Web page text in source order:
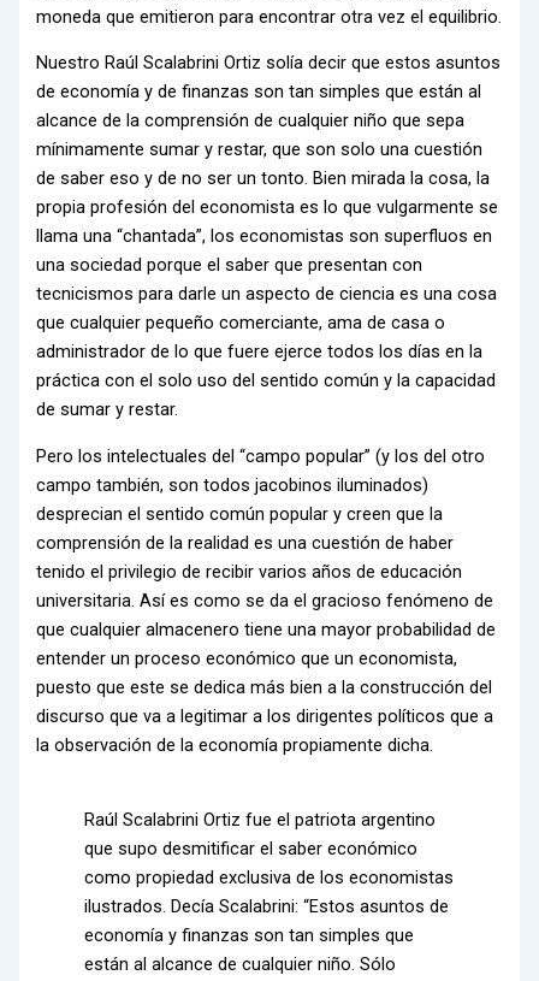
moneda que emitieron para encontrar otra vez el equilibrio.
Nuestro Raúl Scalabrini Ortiz solía decir que estos asuntos
de economía y de finanzas son tan simples que están al
alcance de la comprensión de cualquier niño que sepa
mínimamente sumar y restar, que son solo una cuestión
de saber eso y de no ser un tonto. Bien mirada la cosa, la
propia profesión del economista es lo que vulgarmente se
llama una “chantada”, los economistas son superfluos en
una sociedad porque el saber que presentan con
tecnicismos para darle un aspecto de ciencia es una cosa
que cualquier pequeño comerciante, ama de casa o
administrador de lo que fuere ejerce todos los días en la
práctica con el solo uso del sentido común y la capacidad
de sumar y restar.
Pero los intelectuales del “campo popular” (y los del otro
campo también, son todos jacobinos iluminados)
desprecian el sentido común popular y creen que la
comprensión de la realidad es una cuestión de haber
tenido el privilegio de recibir varios años de educación
universitaria. Así es como se da el gracioso fenómeno de
que cualquier almacenero tiene una mayor probabilidad de
entender un proceso económico que un economista,
puesto que este se dedica más bien a la construcción del
discurso que va a legitimar a los dirigentes políticos que a
la observación de la economía propiamente dicha.
Raúl Scalabrini Ortiz fue el patriota argentino
que supo desmitificar el saber económico
como propiedad exclusiva de los economistas
ilustrados. Decía Scalabrini: “Estos asuntos de
economía y finanzas son tan simples que
están al alcance de cualquier niño. Sólo